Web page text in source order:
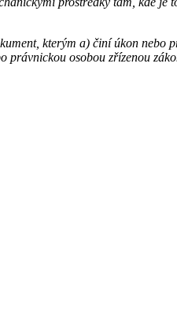
kterým a) činí úkon nebo
právnickou osobou zřízenou